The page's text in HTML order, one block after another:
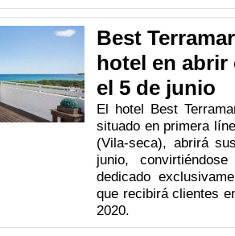
Best
hotel en abrir
el 5 de junio
El hotel Best
situado en primera
(Vila-seca), abrirá
junio,
dedicado
que recibirá clientes
2020.